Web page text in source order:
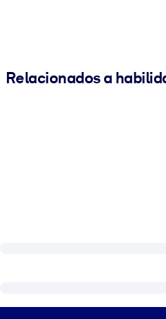
Relacionados a